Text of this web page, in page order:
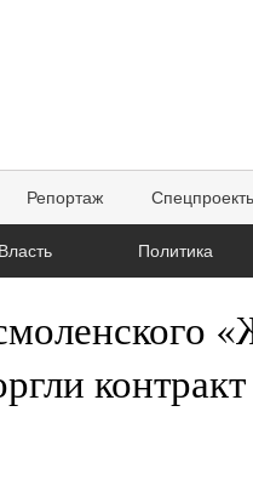
Репортаж
Власть Политика
контракт